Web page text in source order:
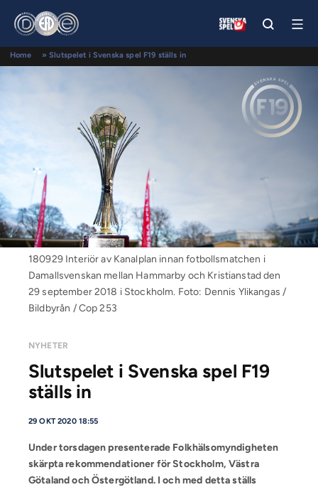
Home »Slutspelet i Svenska spel F19 ställs in
180929 Interiör av Kanalplan innan fotbollsmatchen i
Damallsvenskan mellan Hammarby och Kristianstad den
29 september 2018 i Stockholm. Foto: Dennis Ylikangas /
Bildbyrån / Cop 253
NYHETER
Slutspelet i Svenska spel F19
ställs in
29 OKT 2020 18:55
Under torsdagen presenterade Folkhälsomyndigheten
skärpta rekommendationer för Stockholm, Västra
Götaland och Östergötland. I och med detta ställs